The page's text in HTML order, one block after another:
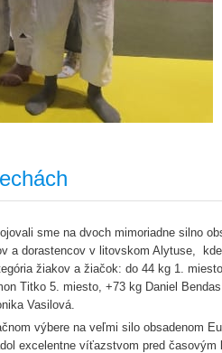
sme na dvoch mimoriadne silno
a dorastencov v litovskom Alytuse,
žiakov a žiačok: do 44 kg 1.
Titko 5. miesto, +73 kg Daniel
Vasilová.
výbere na veľmi silo obsadenom
excelentne víťazstvom pred časovým